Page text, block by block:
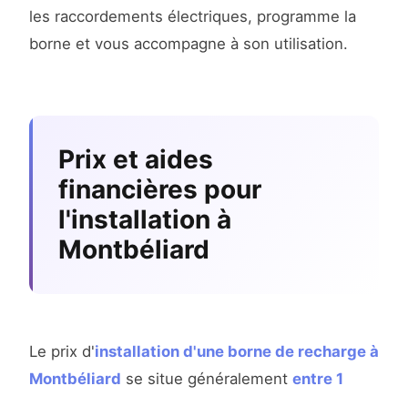
les raccordements électriques, programme la
borne et vous accompagne à son utilisation.
Prix et aides
financières pour
l'installation à
Montbéliard
Le prix d'installation d'une borne de recharge à
Montbéliard se situe généralement entre 1